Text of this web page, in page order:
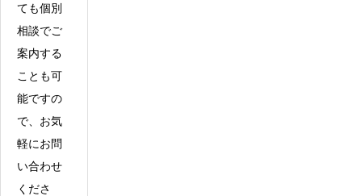
ても個別
相談でご
案内する
ことも可
能ですの
で、お気
軽にお問
い合わせ
くださ